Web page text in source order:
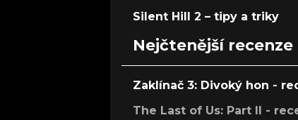
Silent Hill 2 – tipy a triky
Nejčtenější recenze
Zaklínač 3: Divoký hon -
The Last of Us: Part II -